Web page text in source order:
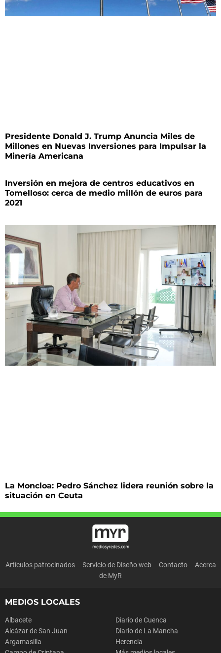
Presidente Donald J. Trump Anuncia Miles de
Millones en Nuevas Inversiones para Impulsar la
Minería Americana
Inversión en mejora de centros educativos en
Tomelloso: cerca de medio millón de euros para
2021
La Moncloa: Pedro Sánchez lidera reunión sobre la
situación en Ceuta
Artículos patrocinados Servicio de Diseño web Contacto
Acerca
de MyR
MEDIOS LOCALES
Albacete
Alcázar de San Juan
Argamasilla
Diario de Cuenca
Diario de La Mancha
Herencia